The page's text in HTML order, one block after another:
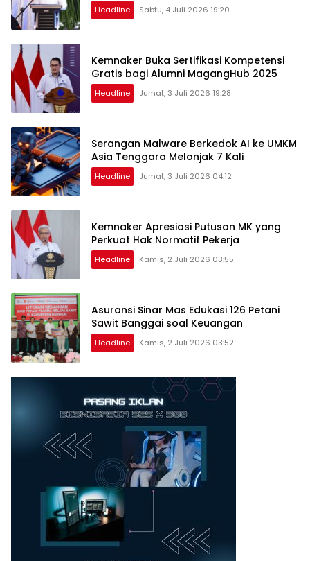
Headline Sabtu, 4 Juli 2026 19:20
Kemnaker Buka Sertifikasi Kompetensi
Gratis bagi Alumni MagangHub 2025
Headline Jumat, 3 Juli 2026 19:28
Serangan Malware Berkedok AI ke UMKM
Asia Tenggara Melonjak 7 Kali
Headline Jumat, 3 Juli 2026 04:12
Kemnaker Apresiasi Putusan MK yang
Perkuat Hak Normatif Pekerja
Headline Kamis, 2 Juli 2026 03:55
Asuransi Sinar Mas Edukasi 126 Petani
Sawit Banggai soal Keuangan
Headline Kamis, 2 Juli 2026 03:52